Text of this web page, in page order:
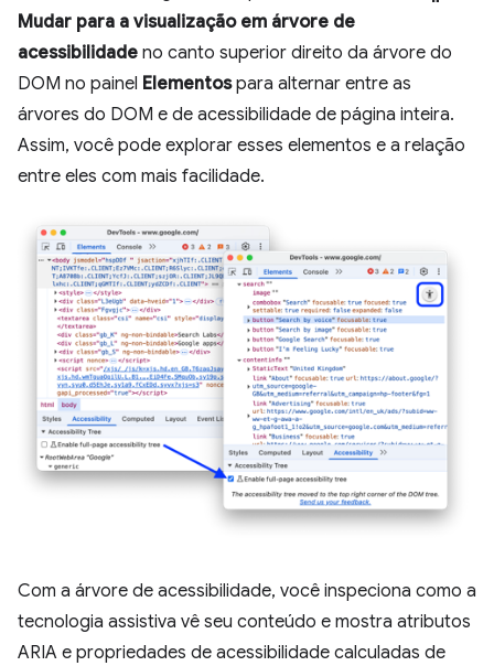
Mudar para a visualização em árvore de
acessibilidade no canto superior direito da árvore do
DOM no painel Elementospara alternar entre as
árvores do DOM e de acessibilidade de página inteira.
Assim, você pode explorar esses elementos e a relação
entre eles com mais facilidade.
Com a árvore de acessibilidade, você inspeciona como a
tecnologia assistiva vê seu conteúdo e mostra atributos
ARIA e propriedades de acessibilidade calculadas de